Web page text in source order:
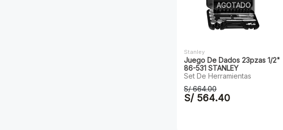
AGOTADO
Stanley
Juego De Dados 23pzas 1/2"
86-531 STANLEY
Set De Herramientas
S/ 664.00
S/ 564.40